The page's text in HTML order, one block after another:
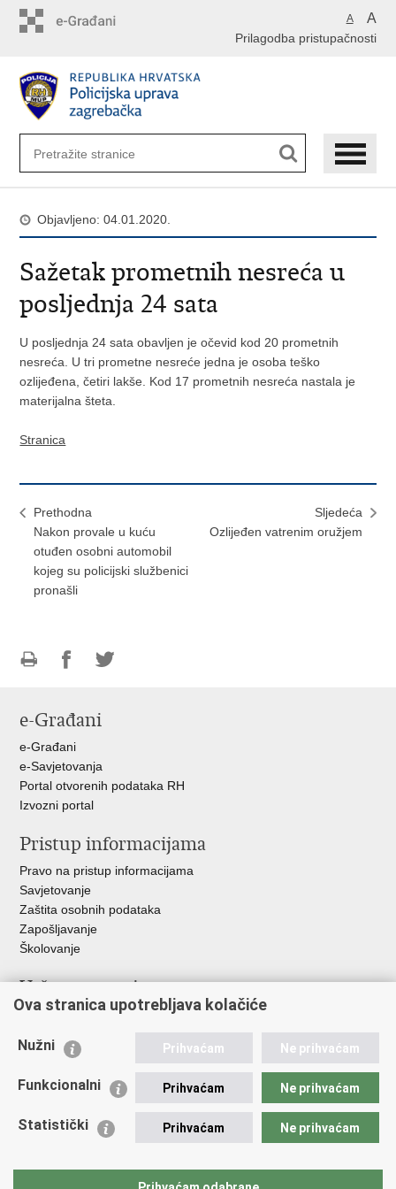
A A
Prilagodba pristupačnosti
Objavljeno: 04.01.2020.
Sažetak prometnih nesreća u
posljednja 24 sata
U posljednja 24 sata obavljen je očevid kod 20 prometnih
nesreća. U tri prometne nesreće jedna je osoba teško
ozlijeđena, četiri lakše. Kod 17 prometnih nesreća nastala je
materijalna šteta.
Stranica
Prethodna
Nakon provale u kuću
otuđen osobni automobil
kojeg su policijski službenici
pronašli
Sljedeća
Ozlijeđen vatrenim oružjem
FacebookuTwitteru
e-Građani
e-Građani
e-Savjetovanja
Portal otvorenih podataka RH
Izvozni portal
Pristup informacijama
Pravo na pristup informacijama
Savjetovanje
Zaštita osobnih podataka
Zapošljavanje
Školovanje
Važne poveznice
Ministarstvo unutarnjih poslova
Udruge
Policijska akademija
Zaklada policijske solidarnosti
Vučetić"
Ova stranica upotrebljava kolačiće
Nužni Prihvaćam Ne prihvaćam
Funkcionalni Prihvaćam Ne prihvaćam
Statistički Prihvaćam Ne prihvaćam